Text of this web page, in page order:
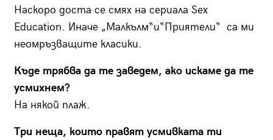
Наскоро доста се смях на сериала Sex
Education. Иначе „Малкълм“и“Приятели“ са ми
неомръзващите класики.
Къде трябва да те заведем, ако искаме да те
усмихнем?
На някой плаж.
Три неща, които правят усмивката ти